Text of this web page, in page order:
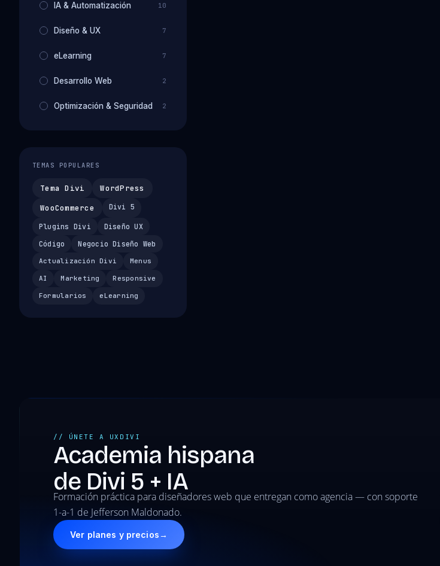
IA & Automatización 10
Diseño & UX 7
eLearning 7
Desarrollo Web 2
Optimización & Seguridad 2
TEMAS POPULARES
Tema Divi
WordPress
WooCommerce
Divi 5
Plugins Divi
Diseño UX
Código
Negocio Diseño Web
Actualización Divi Menus
AI Marketing Responsive
Formularios eLearning
// ÚNETE A UXDIVI
Academia hispana
de Divi 5 + IA
Formación práctica para diseñadores web que entregan como agencia — con soporte
1-a-1 de Jefferson Maldonado.
Ver planes y precios→